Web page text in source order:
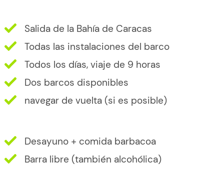
Salida de la Bahía de Caracas
Todas las instalaciones del barco
Todos los días, viaje de 9 horas
Dos barcos disponibles
navegar de vuelta (si es posible)
Desayuno + comida barbacoa
Barra libre (también alcohólica)